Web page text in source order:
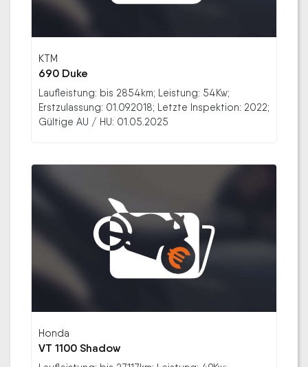
KTM
690 Duke
Laufleistung: bis 2854km; Leistung: 54Kw;
Erstzulassung: 01.09.2018; Letzte Inspektion: 2022;
Gültige AU / HU: 01.05.2025
Honda
VT 1100 Shadow